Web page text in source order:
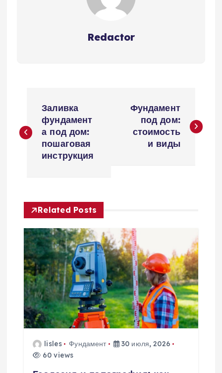
Redactor
а
в
г
а
ц
и
я
п
Заливка
фундамент
а под дом:
пошаговая
инструкция
Фундамент
под дом:
стоимость
и виды
Related Posts
lisles Фундамент
30 июля, 2026
60 views